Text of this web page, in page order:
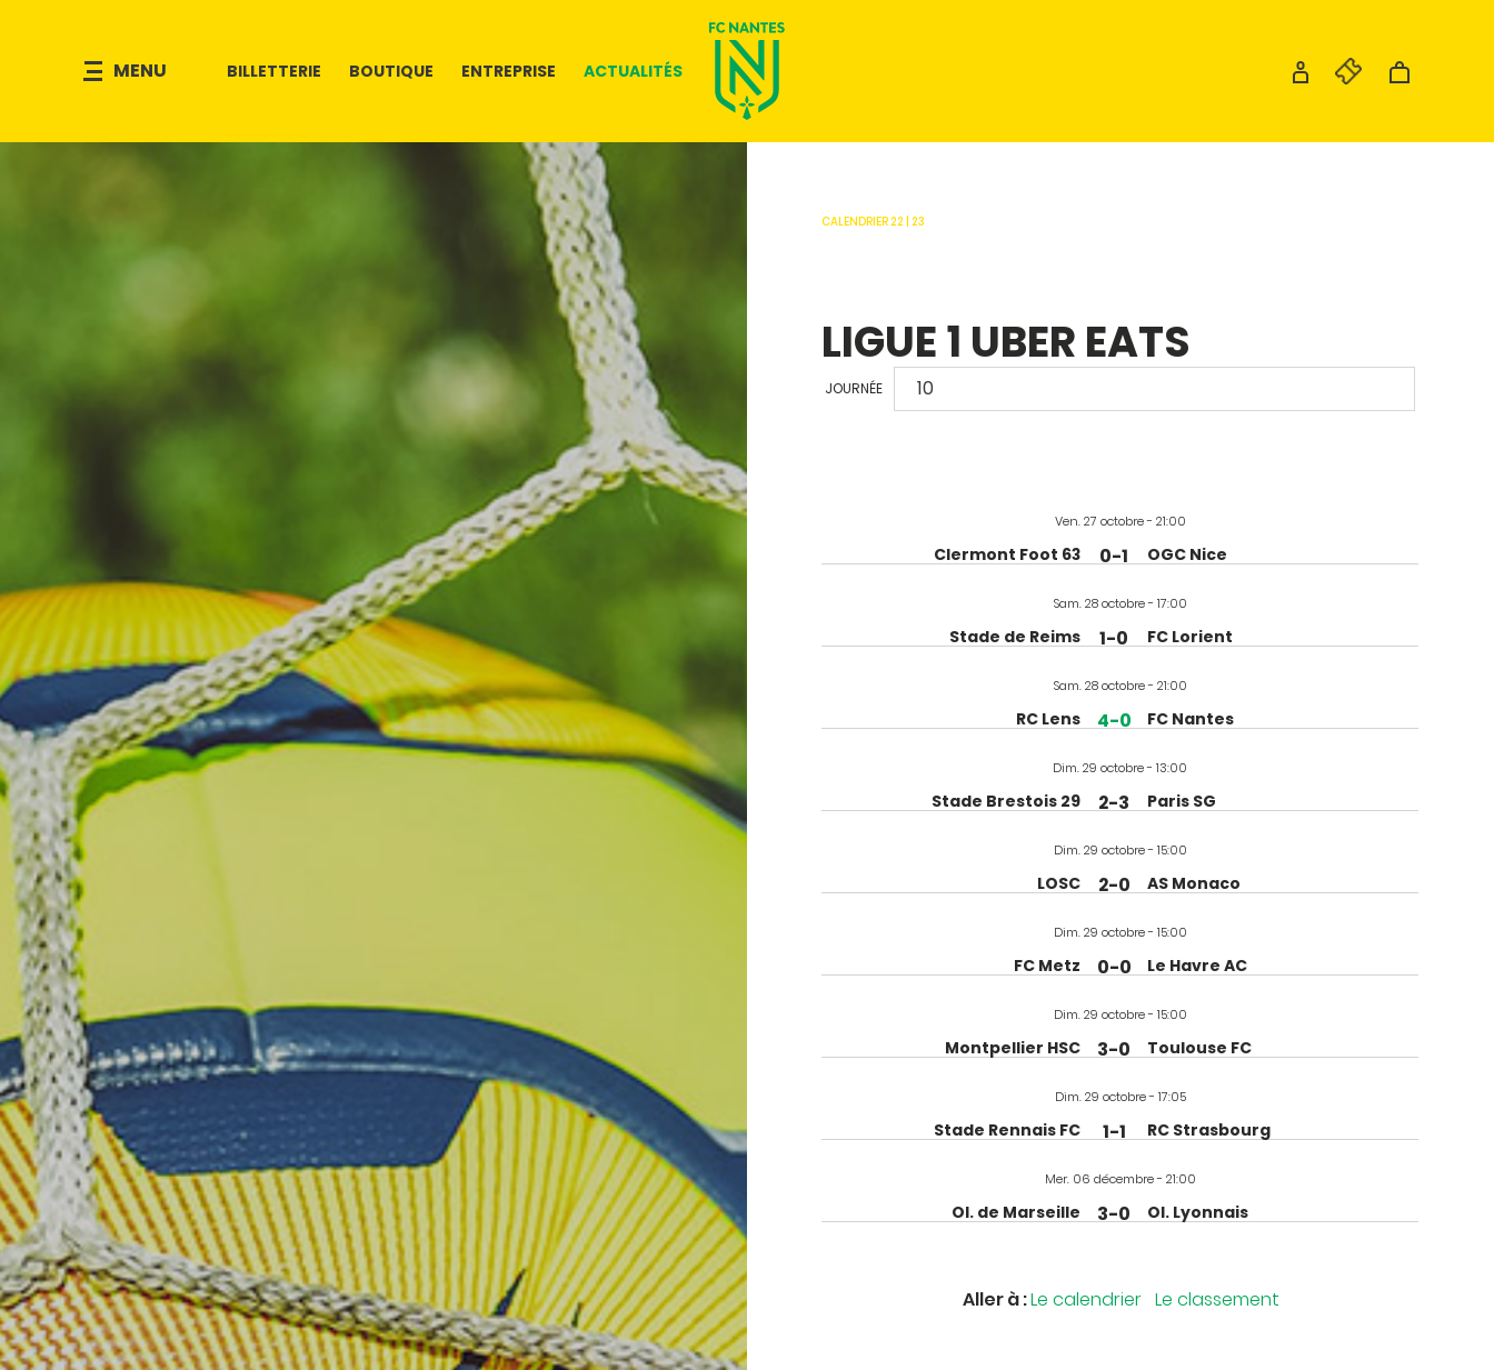
MENU BILLETTERIE BOUTIQUE ENTREPRISE ACTUALITÉS
CALENDRIER 22 | 23
LIGUE 1 UBER EATS
JOURNÉE
Ven. 27 octobre - 21:00
Clermont Foot 63 0-1 OGC Nice
Sam. 28 octobre - 17:00
Stade de Reims 1-0 FC Lorient
Sam. 28 octobre - 21:00
RC Lens 4-0 FC Nantes
Dim. 29 octobre - 13:00
Stade Brestois 29 2-3 Paris SG
Dim. 29 octobre - 15:00
LOSC 2-0 AS Monaco
Dim. 29 octobre - 15:00
FC Metz 0-0 Le Havre AC
Dim. 29 octobre - 15:00
Montpellier HSC 3-0 Toulouse FC
Dim. 29 octobre - 17:05
Stade Rennais FC 1-1 RC Strasbourg
Mer. 06 décembre - 21:00
Ol. de Marseille 3-0 Ol. Lyonnais
Aller à :Le calendrier Le classement